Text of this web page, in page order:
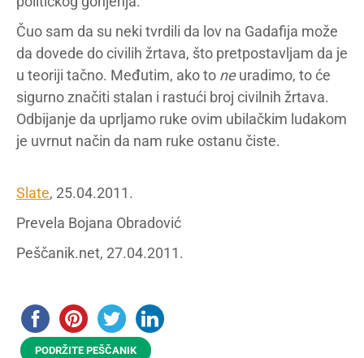
Čuo sam da su neki tvrdili da lov na Gadafija može
da dovede do civilih žrtava, što pretpostavljam da je
u teoriji tačno. Međutim, ako to neuradimo, to će
sigurno značiti stalan i rastući broj civilnih žrtava.
Odbijanje da uprljamo ruke ovim ubilačkim ludakom
je uvrnut način da nam ruke ostanu čiste.
Slate, 25.04.2011.
Prevela Bojana Obradović
Peščanik.net, 27.04.2011.
PODRŽITE PEŠČANIK